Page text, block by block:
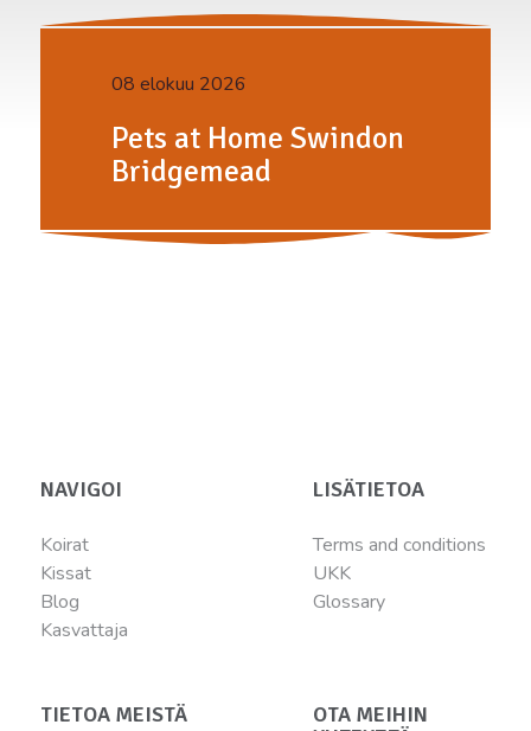
08 elokuu 2026
Pets at Home Swindon
Bridgemead
NAVIGOI
Koirat
Kissat
Blog
Kasvattaja
LISÄTIETOA
Terms and conditions
UKK
Glossary
TIETOA MEISTÄ
OTA MEIHIN